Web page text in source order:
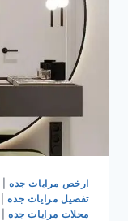
ارخص مرايات جده|
تفصيل مرايات جده|
محلات مرايات جده|